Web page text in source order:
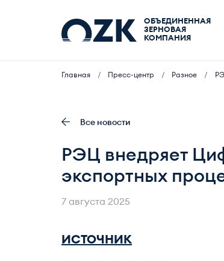
ОБЪЕДИНЕННАЯ
ЗЕРНОВАЯ
КОМПАНИЯ
Главная Пресс-центр Разное
Все новости
РЭЦ внедряет
экспортных
7 августа 2025
ИСТОЧНИК